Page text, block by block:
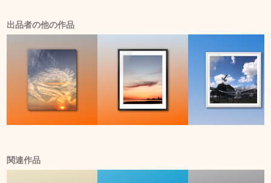
出品者の他の作品
関連作品